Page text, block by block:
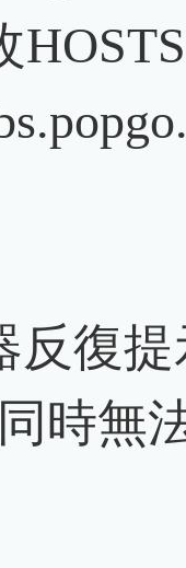
反復
同時無